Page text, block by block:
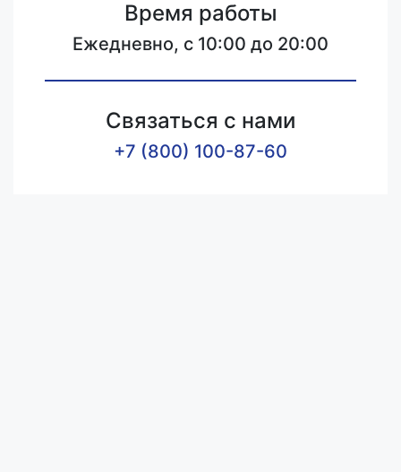
Время работы
Ежедневно, с 10:00 до 20:00
Связаться с нами
+7 (800) 100-87-60